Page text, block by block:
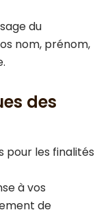
du
nom, prénom,
des
pour les finalités
à vos
de